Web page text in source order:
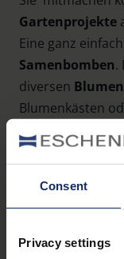
Consent
Privacy settings
Gartenprojekte
Eine ganz
Samenbomben.
diversen
Blumenkästen
bieten eine